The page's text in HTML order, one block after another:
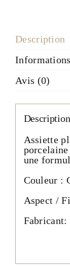
Description
Avis (0)
Description
Assiette
une
Couleur :
Aspect /